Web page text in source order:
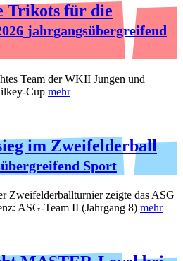
Trikots für die
jahrgangsübergreifend
Team der WKII Jungen und
Cup mehr
im Zweifelderball
Sport
Zweifelderballturnier zeigte das ASG
ASG‑Team II (Jahrgang 8) mehr